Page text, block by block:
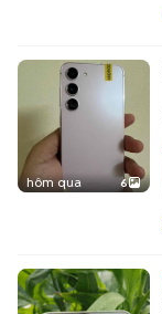
hôm qua 6